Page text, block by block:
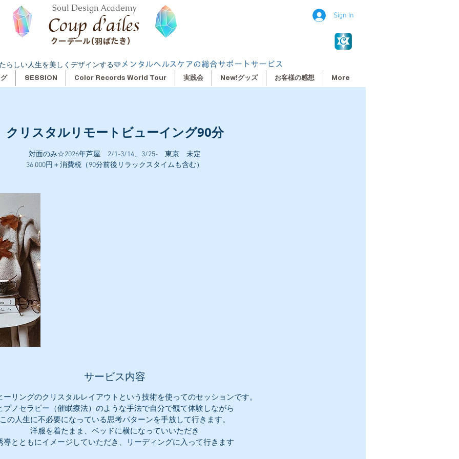
Soul Design Academy
クーデール(羽ばたき）
Sign In
らしい人生を美しくデザインする🩵 メンタルヘルスケアの総合サポートサービス
SESSION Color Records World Tour 実践会 New!グッズ お客様の感想 More
クリスタルリモートビューイング90分
対面のみ☆2026年芦屋 2/1-3/14、3/25- 東京 未定
サービス内容
ーリングのクリスタルレイアウトという技術を使ってのセッションです。
プノセラピー（催眠療法）のような手法で自分で観て体験しながら
この人生に不必要になっている思考パターンを手放して行きます。
洋服を着たまま、ベッドに横になっていいただき
導とともにイメージしていただき、リーディングに入って行きます